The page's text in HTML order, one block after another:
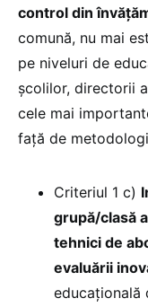
control din
comună, nu mai
pe niveluri de
școlilor, directorii
cele mai
față de
Criteriul 1 c)
grupă/clasă
tehnici de
evaluării
educaţională